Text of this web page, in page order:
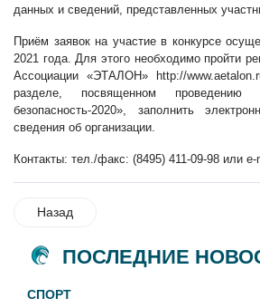
данных и сведений, представленных
Приём заявок на участие в конкурсе
2021 года. Для этого необходимо пройти
Ассоциации «ЭТАЛОН» http://
разделе, посвященном
безопасность-2020», заполнить
сведения об организации.
Контакты: тел./факс: (8495) 411-09-98 или e-
Назад
ПОСЛЕДНИЕ
СПОРТ